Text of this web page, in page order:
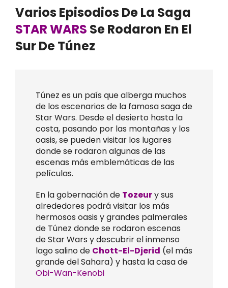
Varios Episodios De La Saga
STAR WARS Se Rodaron En El
Sur De Túnez
Túnez es un país que alberga muchos
de los escenarios de la famosa saga de
Star Wars. Desde el desierto hasta la
costa, pasando por las montañas y los
oasis, se pueden visitar los lugares
donde se rodaron algunas de las
escenas más emblemáticas de las
películas.
En la gobernación de Tozeury sus
alrededores podrá visitar los más
hermosos oasis y grandes palmerales
de Túnez donde se rodaron escenas
de Star Wars y descubrir el inmenso
lago salino de Chott-El-Djerid (el más
grande del Sahara) y hasta la casa de
Obi-Wan-Kenobi